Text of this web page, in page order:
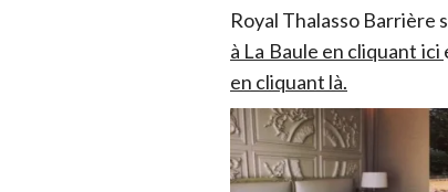
Royal Thalasso Barrière
à La Baule en cliquant ici
en cliquant là.